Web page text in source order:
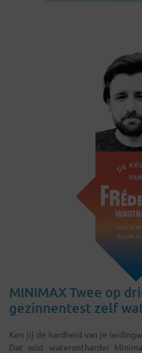
MINIMAX Twee op
gezinnentest zelf
Ken jij de hardheid van je
Dat wist waterontharder